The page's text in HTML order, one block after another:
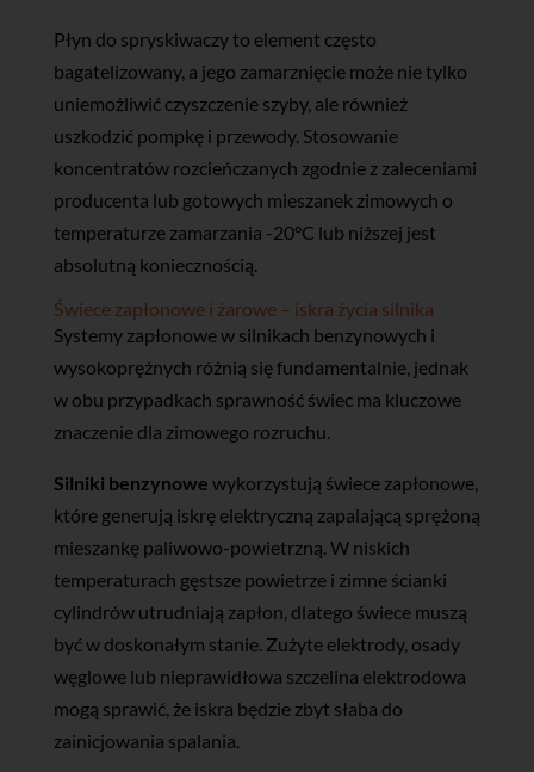
Płyn do spryskiwaczy to element często
bagatelizowany, a jego zamarznięcie może nie tylko
uniemożliwić czyszczenie szyby, ale również
uszkodzić pompkę i przewody. Stosowanie
koncentratów rozcieńczanych zgodnie z zaleceniami
producenta lub gotowych mieszanek zimowych o
temperaturze zamarzania -20°C lub niższej jest
absolutną koniecznością.
Świece zapłonowe i żarowe – iskra życia silnika
Systemy zapłonowe w silnikach benzynowych i
wysokoprężnych różnią się fundamentalnie, jednak
w obu przypadkach sprawność świec ma kluczowe
znaczenie dla zimowego rozruchu.
Silniki benzynowe wykorzystują świece zapłonowe,
które generują iskrę elektryczną zapalającą sprężoną
mieszankę paliwowo-powietrzną. W niskich
temperaturach gęstsze powietrze i zimne ścianki
cylindrów utrudniają zapłon, dlatego świece muszą
być w doskonałym stanie. Zużyte elektrody, osady
węglowe lub nieprawidłowa szczelina elektrodowa
mogą sprawić, że iskra będzie zbyt słaba do
zainicjowania spalania.